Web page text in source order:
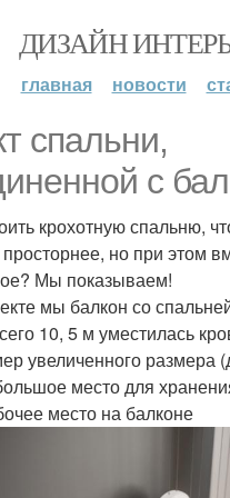
ДИЗАЙН
главная новости
спальни,
с
крохотную спальню,
но при этом
Мы показываем!
мы балкон со
10, 5 м уместилась
увеличенного размера
место для
место на балконе